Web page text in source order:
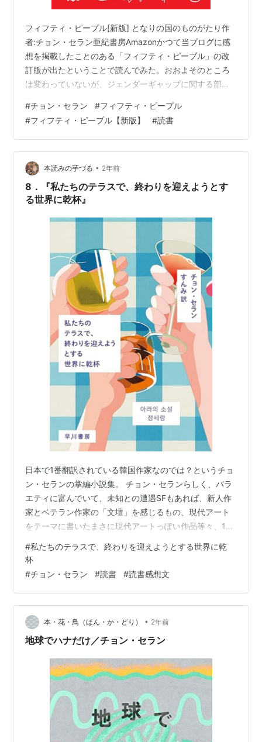
フィフティ・ピープル[新版] となりの国のものがたり作
者:チョン・セラン亜紀書房Amazonかつて当ブログに感
想を掲載したことのある「フィフティ・ピーブル」の改
訂版が出たということで読んでみた。おおよそのところ
は変わっていないが、ジェンダーギャップに関する部分
は以前のものと変わらないが、書き加えるならばジョ
ン・アービングの他に村上春樹の影響もありそうな気が
する。suijun-hibisukusu.hatenablog.com
#チョン・セラン #フィフティ・ピープル
#フィフティ・ピープル【新版】 #読書
本読みの芋づる • 2年前
8．『私たちのテラスで、終わりを迎えようとす
る世界に乾杯』
日本で1番翻訳されている韓国作家なのでは？というチョ
ン・セランの掌編小説集。 チョン・セランらしく、バラ
エティに富んでいて、未知との遭遇SFもあれば、新人作
家とベテラン作家の「文壇」を感じるもの、現代アート
をテーマに書いたまさに現代アートっぽい作品等々、19
に残ったのは、恋愛小説を書きませんか？と提案された
小説家の話と、本屋で遭難した読書好きの読書サバイバ
そこそこいい人たちであふれていると信じていた頃は、
困ってしまうくらいの物語を。アラは…
#私たちのテラスで、終わりを迎えようとする世界に乾
杯
#チョン・セラン #読書 #読書感想文
本・花・鳥（ほん・か・どり） • 2年前
地球でハナだけ／チョン・セラン